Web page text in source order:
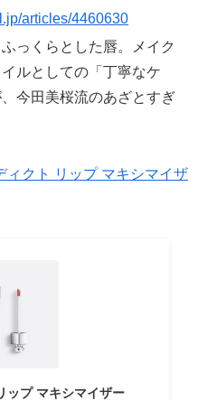
articles/4460630
っくらとした唇。メイク
ルとしての「丁寧なケ
今田美桜流のあざとすぎ
ィクト リップ マキシマイザ
ップ マキシマイザー